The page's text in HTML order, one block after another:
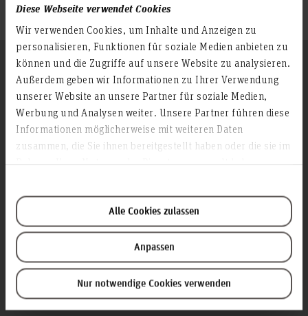
Diese Webseite verwendet Cookies
Wir verwenden Cookies, um Inhalte und Anzeigen zu
personalisieren, Funktionen für soziale Medien anbieten zu
können und die Zugriffe auf unsere Website zu analysieren.
Außerdem geben wir Informationen zu Ihrer Verwendung
unserer Website an unsere Partner für soziale Medien,
Werbung und Analysen weiter. Unsere Partner führen diese
Informationen möglicherweise mit weiteren Daten
zusammen, die Sie ihnen bereitgestellt haben oder die sie im
Alle Cookies zulassen
Anpassen
Nur notwendige Cookies verwenden
Zum Seitenanfang
Infos zur Hochschule
Kontakt und Anreise
Personensuche
Karriere
Folgen Sie uns
Service & Organisation
Akademische Angelegenheiten
Bibliothek